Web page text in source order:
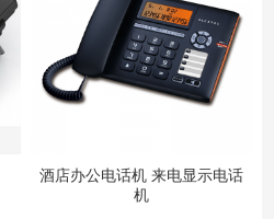
酒店办公电话机 来电显示电话
机